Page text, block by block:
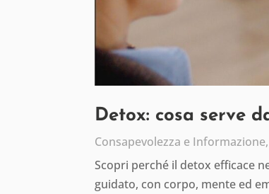
Detox: cosa serve
Consapevolezza e Informazione,
Scopri perché il detox efficace
guidato, con corpo, mente ed